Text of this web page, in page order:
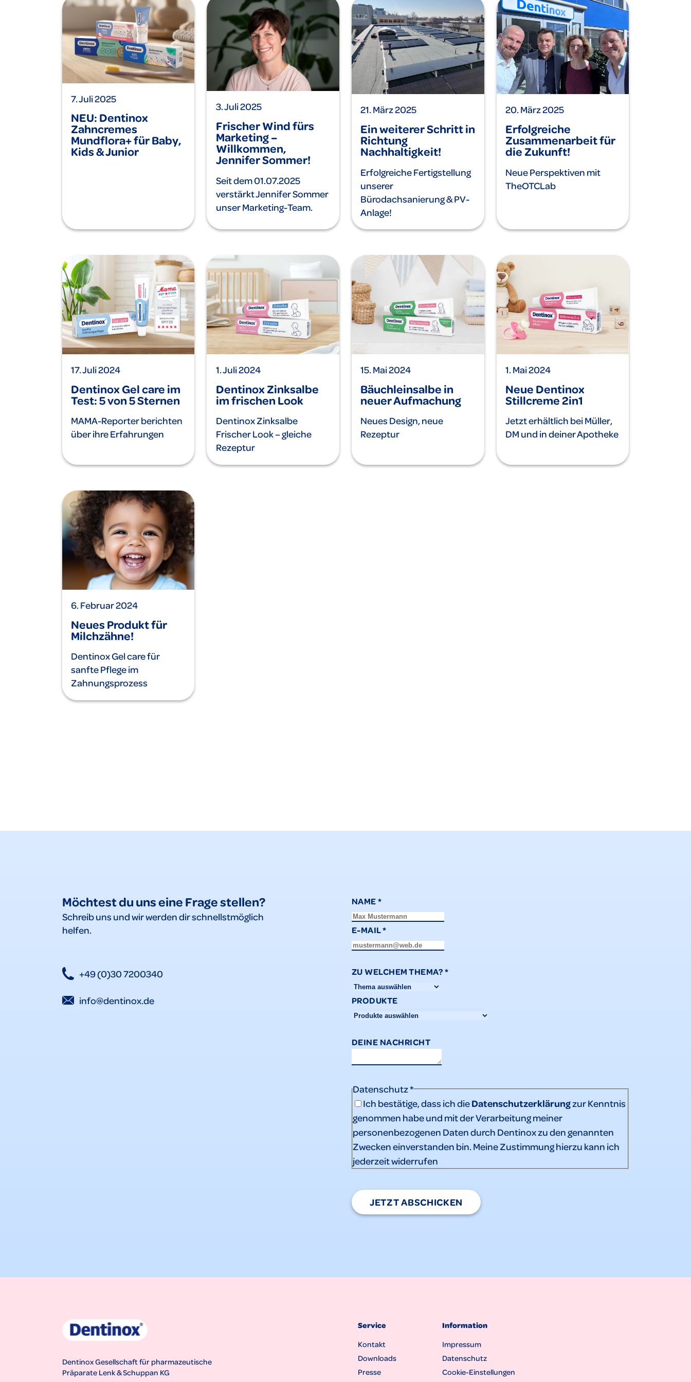
7. Juli 2025
NEU: Dentinox
Zahncremes
Mundflora+ für Baby,
Kids & Junior
3. Juli 2025
Frischer Wind fürs
Marketing –
Willkommen,
Jennifer Sommer!
Seit dem 01.07.2025
verstärkt Jennifer Sommer
unser Marketing-Team.
21. März 2025
Ein weiterer Schritt in
Richtung
Nachhaltigkeit!
Erfolgreiche Fertigstellung
unserer
Bürodachsanierung & PV-
Anlage!
20. März 2025
Erfolgreiche
Zusammenarbeit für
die Zukunft!
Neue Perspektiven mit
TheOTCLab
17. Juli 2024
Dentinox Gel care im
Test: 5 von 5 Sternen
MAMA-Reporter berichten
über ihre Erfahrungen
1. Juli 2024
Dentinox Zinksalbe
im frischen Look
Dentinox Zinksalbe
Frischer Look – gleiche
Rezeptur
15. Mai 2024
Bäuchleinsalbe in
neuer Aufmachung
Neues Design, neue
Rezeptur
1. Mai 2024
Neue Dentinox
Stillcreme 2in1
Jetzt erhältlich bei Müller,
DM und in deiner Apotheke
6. Februar 2024
Neues Produkt für
Milchzähne!
Dentinox Gel care für
sanfte Pflege im
Zahnungsprozess
Möchtest du uns eine Frage stellen?
Schreib uns und wir werden dir schnellstmöglich
helfen.
+49 (0)30 7200340
info@dentinox.de
NAME*
E-MAIL*
ZU WELCHEM THEMA?*
PRODUKTE
DEINE NACHRICHT
Datenschutz*
Ich bestätige, dass ich dieDatenschutzerklärungzur Kenntnis
genommen habe und mit der Verarbeitung meiner
personenbezogenen Daten durch Dentinox zu den genannten
Zwecken einverstanden bin. Meine Zustimmung hierzu kann ich
jederzeit widerrufen
JETZT ABSCHICKEN
Dentinox Gesellschaft für pharmazeutische
Präparate Lenk & Schuppan KG
Service
Kontakt
Downloads
Presse
Information
Impressum
Datenschutz
Cookie-Einstellungen